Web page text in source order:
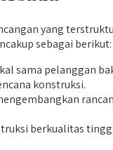
yang
sebagai berikut:
sama pelanggan
konstruksi.
berkualitas